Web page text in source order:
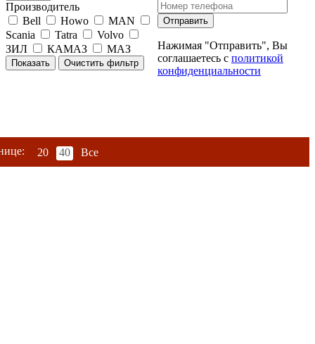
Производитель
Bell
Howo
MAN
Scania
Tatra
Volvo
ЗИЛ
КАМАЗ МАЗ
20 40 Все
Нажимая "Отправить", Вы
соглашаетесь с политикой
конфиденциальности